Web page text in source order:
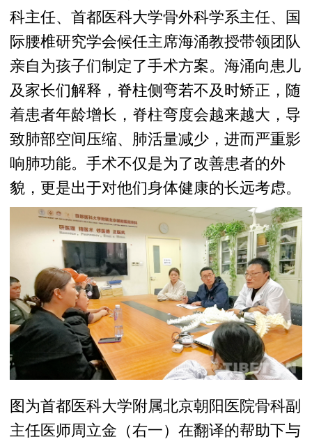
科主任、首都医科大学骨外科学系主任、国
际腰椎研究学会候任主席海涌教授带领团队
亲自为孩子们制定了手术方案。海涌向患儿
及家长们解释，脊柱侧弯若不及时矫正，随
着患者年龄增长，脊柱弯度会越来越大，导
致肺部空间压缩、肺活量减少，进而严重影
响肺功能。手术不仅是为了改善患者的外
貌，更是出于对他们身体健康的长远考虑。
图为首都医科大学附属北京朝阳医院骨科副
主任医师周立金（右一）在翻译的帮助下与